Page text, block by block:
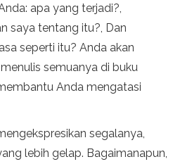
apa yang terjadi?,
saya tentang itu?, Dan
seperti itu? Anda akan
semuanya di buku
Anda mengatasi
segalanya,
lebih gelap. Bagaimanapun,